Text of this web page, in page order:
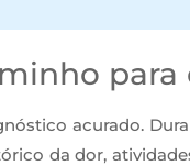
acurado.
da dor,